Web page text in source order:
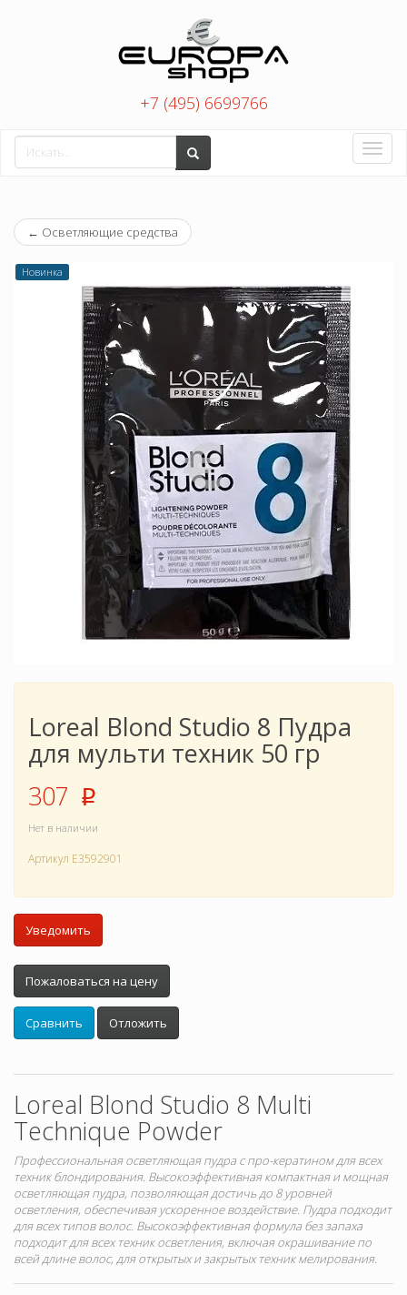
+7 (495) 6699766
Toggle
← Осветляющие средства
Новинка
Loreal Blond Studio 8 Пудра
для мульти техник 50 гр
307 p
Нет в наличии
Артикул E3592901
Уведомить
Пожаловаться на цену
Сравнить Отложить
Loreal Blond Studio 8 Multi
Technique Powder
Профессиональная осветляющая пудра с про-кератином для всех
техник блондирования. Высокоэффективная компактная и мощная
осветляющая пудра, позволяющая достичь до 8 уровней
осветления, обеспечивая ускоренное воздействие. Пудра подходит
для всех типов волос. Высокоэффективная формула без запаха
подходит для всех техник осветления, включая окрашивание по
всей длине волос, для открытых и закрытых техник мелирования.